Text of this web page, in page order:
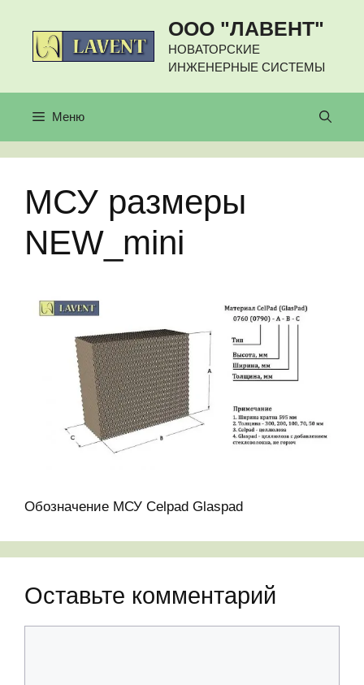
содержимому
ООО "ЛАВЕНТ"
НОВАТОРСКИЕ
ИНЖЕНЕРНЫЕ СИСТЕМЫ
Меню
МСУ размеры
NEW_mini
Обозначение МСУ Celpad Glaspad
Оставьте комментарий